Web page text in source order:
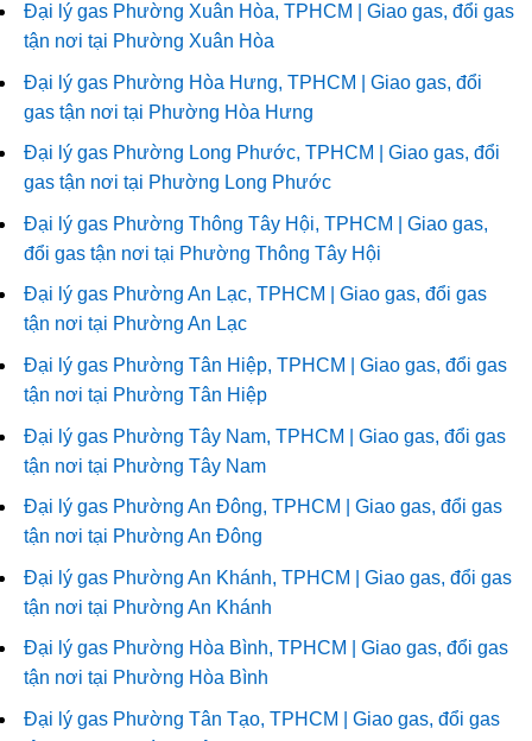
Đại lý gas Phường Xuân Hòa, TPHCM | Giao gas, đổi gas
tận nơi tại Phường Xuân Hòa
Đại lý gas Phường Hòa Hưng, TPHCM | Giao gas, đổi
gas tận nơi tại Phường Hòa Hưng
Đại lý gas Phường Long Phước, TPHCM | Giao gas, đổi
gas tận nơi tại Phường Long Phước
Đại lý gas Phường Thông Tây Hội, TPHCM | Giao gas,
đổi gas tận nơi tại Phường Thông Tây Hội
Đại lý gas Phường An Lạc, TPHCM | Giao gas, đổi gas
tận nơi tại Phường An Lạc
Đại lý gas Phường Tân Hiệp, TPHCM | Giao gas, đổi gas
tận nơi tại Phường Tân Hiệp
Đại lý gas Phường Tây Nam, TPHCM | Giao gas, đổi gas
tận nơi tại Phường Tây Nam
Đại lý gas Phường An Đông, TPHCM | Giao gas, đổi gas
tận nơi tại Phường An Đông
Đại lý gas Phường An Khánh, TPHCM | Giao gas, đổi gas
tận nơi tại Phường An Khánh
Đại lý gas Phường Hòa Bình, TPHCM | Giao gas, đổi gas
tận nơi tại Phường Hòa Bình
Đại lý gas Phường Tân Tạo, TPHCM | Giao gas, đổi gas